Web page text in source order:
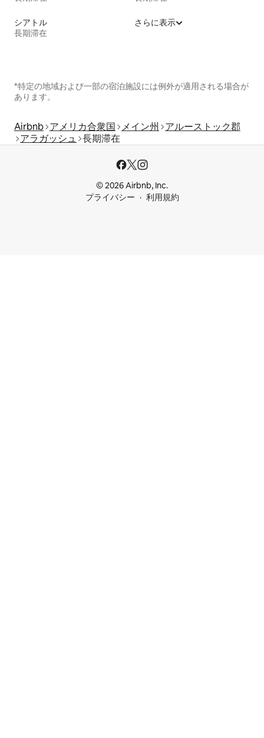
シアトル
長期滞在
さらに表示
*特定の地域および一部の宿泊施設には例外が適用される場合が
あります。
Airbnb アメリカ合衆国 メイン州
アルーストック郡
アラガッシュ 長期滞在
© 2026 Airbnb, Inc.
プライバシー
利用規約